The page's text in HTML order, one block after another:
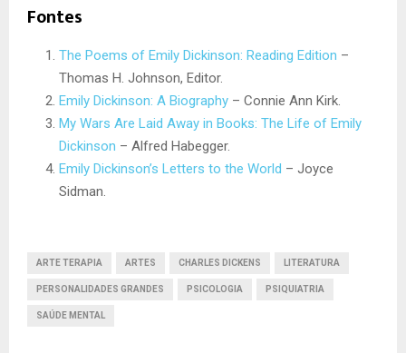
Fontes
The Poems of Emily Dickinson: Reading Edition –
Thomas H. Johnson, Editor.
Emily Dickinson: A Biography – Connie Ann Kirk.
My Wars Are Laid Away in Books: The Life of Emily
Dickinson – Alfred Habegger.
Emily Dickinson’s Letters to the World – Joyce
Sidman.
ARTE TERAPIA ARTES CHARLES DICKENS LITERATURA
PERSONALIDADES GRANDES PSICOLOGIA PSIQUIATRIA
SAÚDE MENTAL